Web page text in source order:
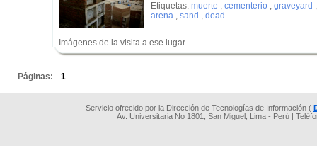
Etiquetas: muerte , cementerio , graveyard
arena , sand , dead
Imágenes de la visita a ese lugar.
Páginas: 1
Servicio ofrecido por la Dirección de Tecnologías de Información (
Av. Universitaria No 1801, San Miguel, Lima - Perú |